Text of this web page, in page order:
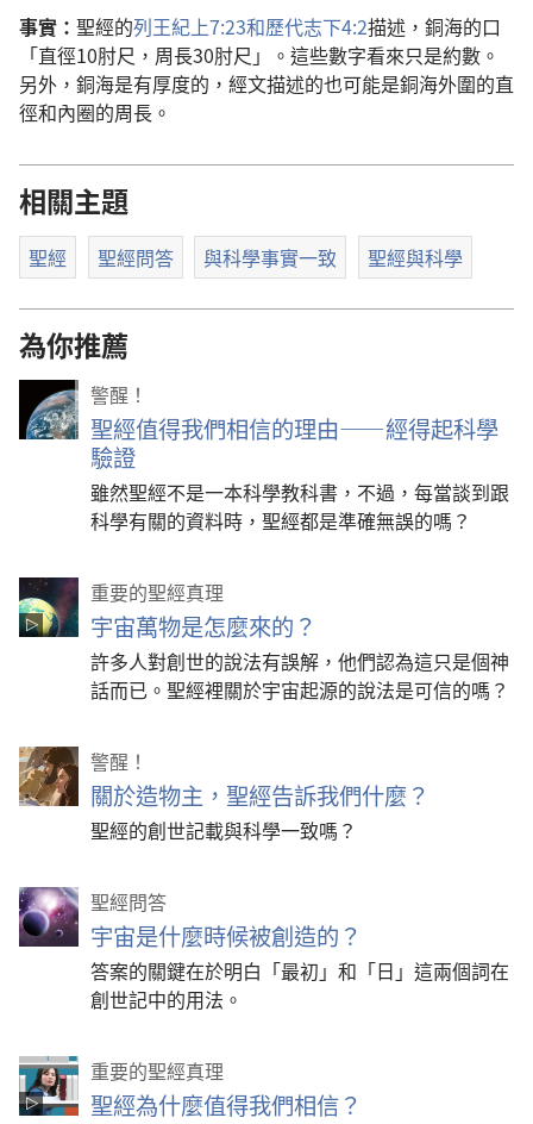
事實： 聖經的列王紀上7:23和歷代志下4:2描述，銅海的口
「直徑10肘尺，周長30肘尺」。這些數字看來只是約數。
另外，銅海是有厚度的，經文描述的也可能是銅海外圍的直
徑和內圈的周長。
相關主題
聖經 聖經問答 與科學事實一致 聖經與科學
為你推薦
警醒！
聖經值得我們相信的理由——經得起科學
驗證
雖然聖經不是一本科學教科書，不過，每當談到跟
科學有關的資料時，聖經都是準確無誤的嗎？
重要的聖經真理
宇宙萬物是怎麼來的？
許多人對創世的說法有誤解，他們認為這只是個神
話而已。聖經裡關於宇宙起源的說法是可信的嗎？
警醒！
關於造物主，聖經告訴我們什麼？
聖經的創世記載與科學一致嗎？
聖經問答
宇宙是什麼時候被創造的？
答案的關鍵在於明白「最初」和「日」這兩個詞在
創世記中的用法。
重要的聖經真理
聖經為什麼值得我們相信？